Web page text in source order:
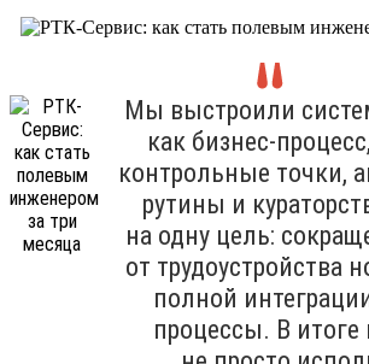
Мы выстроили
как бизнес-
контрольные точки,
рутины и
на одну цель:
от трудоустройства
полной
процессы. В